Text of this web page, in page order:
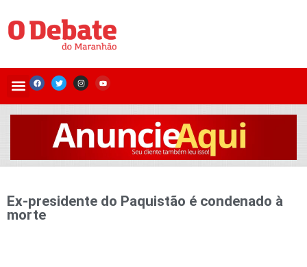
Ex-presidente do Paquistão é condenado à
morte